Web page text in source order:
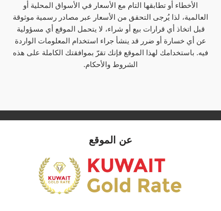
الأخطاء أو تطابقها التام مع الأسعار في الأسواق المحلية أو
العالمية، لذا يُرجى التحقق من الأسعار عبر مصادر رسمية موثوقة
قبل اتخاذ أي قرارات بيع أو شراء، لا يتحمل الموقع أي مسؤولية
عن أي خسارة أو ضرر قد ينشأ جراء استخدام المعلومات الواردة
فيه. باستخدامك لهذا الموقع فإنك تقرّ بموافقتك الكاملة على هذه
الشروط والأحكام.
عن الموقع